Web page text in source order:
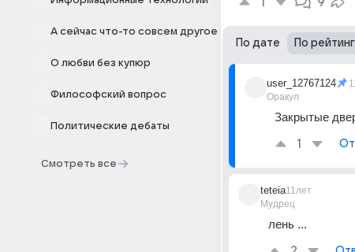
А сейчас что-то совсем другое
О любви без купюр
Философский вопрос
Политические дебаты
Смотреть все
По дате По
user_12767124
Оракул
Закрытые
1
teteia
Мудрец
11лет
лень ...